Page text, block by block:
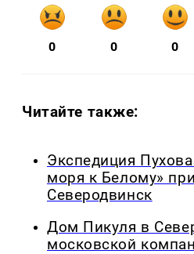
0 0 0
Читайте также:
Экспедиция
моря к Белому»
Северодвинск
Дом Пикуля в
московской